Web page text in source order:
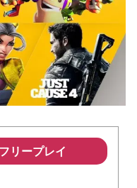
リープレイ